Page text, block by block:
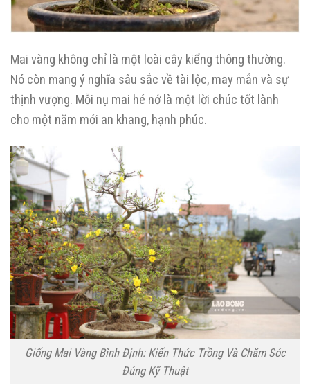
Mai vàng không chỉ là một loài cây kiểng thông thường.
Nó còn mang ý nghĩa sâu sắc về tài lộc, may mắn và sự
thịnh vượng. Mỗi nụ mai hé nở là một lời chúc tốt lành
cho một năm mới an khang, hạnh phúc.
Giống Mai Vàng Bình Định: Kiến Thức Trồng Và Chăm Sóc
Đúng Kỹ Thuật